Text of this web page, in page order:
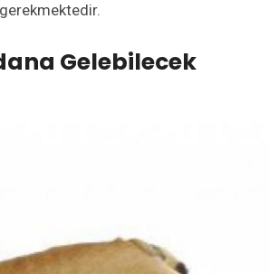
Gelebilecek